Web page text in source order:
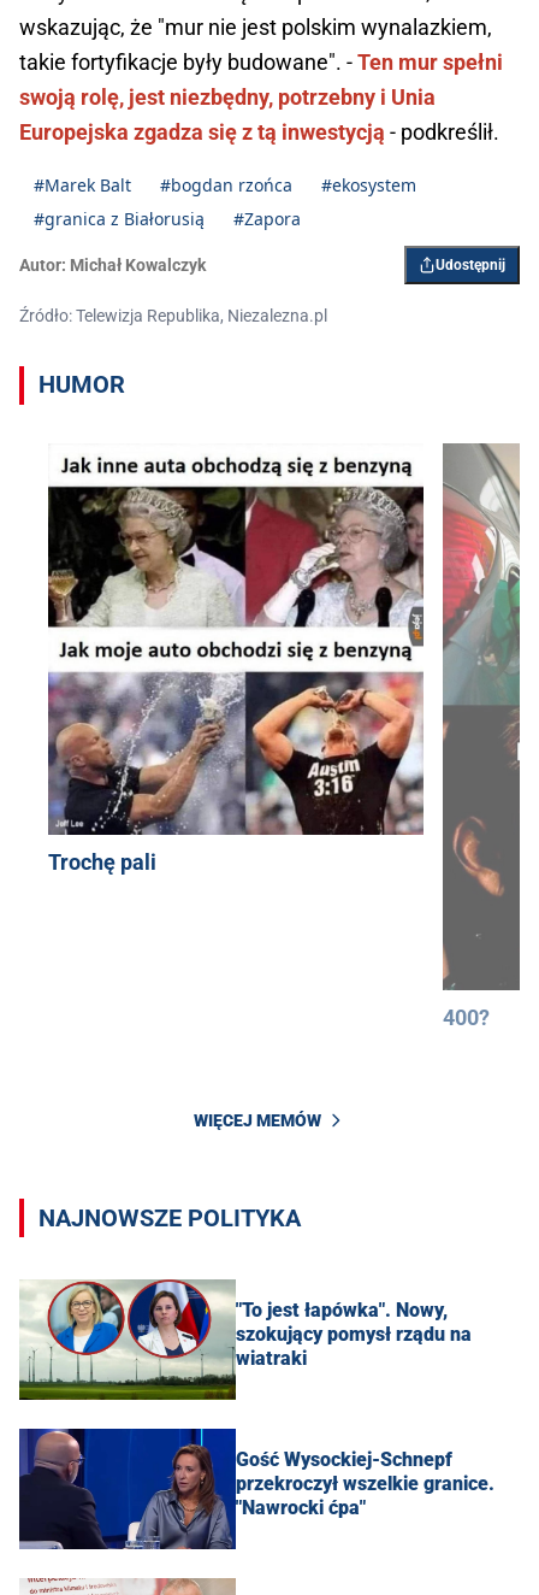
wskazując, że "mur nie jest polskim wynalazkiem,
takie fortyfikacje były budowane". -Ten mur spełni
swoją rolę, jest niezbędny, potrzebny i Unia
Europejska zgadza się z tą inwestycją - podkreślił.
#Marek Balt #bogdan rzońca
#ekosystem
#granica z Białorusią
#Zapora
Autor: Michał Kowalczyk Udostępnij
Źródło: Telewizja Republika, Niezalezna.pl
HUMOR
Trochę pali
400?
WIĘCEJ MEMÓW
NAJNOWSZE POLITYKA
"To jest łapówka". Nowy,
szokujący pomysł rządu na
wiatraki
Gość Wysockiej-Schnepf
przekroczył wszelkie granice.
"Nawrocki ćpa"